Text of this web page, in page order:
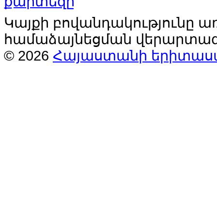
Կայքի բովանդակությունը
համաձայնեցման
© 2026 Հայաստանի